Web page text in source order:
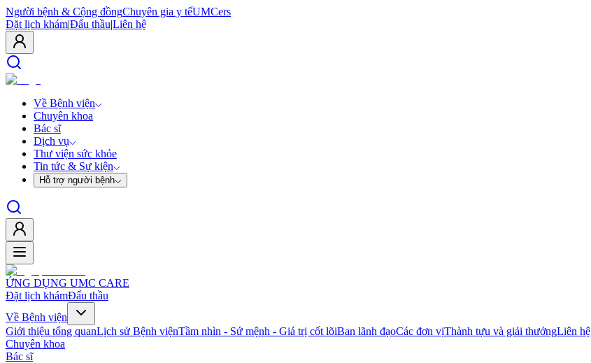
Người bệnh & Cộng đồngChuyên gia y tếUMCers
Đặt lịch khám|Đấu thầu|Liên hệ
Về Bệnh viện
Chuyên khoa
Bác sĩ
Dịch vụ
Thư viện sức khỏe
Tin tức & Sự kiện
Hỗ trợ người bệnh
ỨNG DỤNG UMC CARE
Đặt lịch khámĐấu thầu
Về Bệnh viện
Giới thiệu tổng quanLịch sử Bệnh việnTầm nhìn - Sứ mệnh - Giá trị cốt lõiBan lãnh đạoCác đơn vịThành tựu và giải thưởngLiên hệ
Chuyên khoa
Bác sĩ